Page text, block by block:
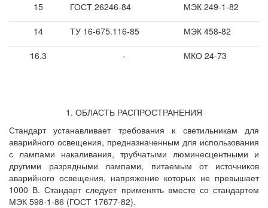
15 ГОСТ 26246-84 МЭК 249-1-82
14 ТУ 16-675.116-85 МЭК 458-82
16.3 - МКО 24-73
1. ОБЛАСТЬ РАСПРОСТРАНЕНИЯ
Стандарт устанавливает требования к светильникам для
аварийного освещения, предназначенным для использования
с лампами накаливания, трубчатыми люминесцентными и
другими разрядными лампами, питаемым от источников
аварийного освещения, напряжение которых не превышает
1000 В. Стандарт следует применять вместе со стандартом
МЭК 598-1-86 (ГОСТ 17677-82).